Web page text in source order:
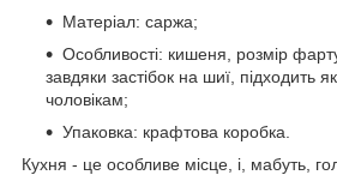
Матеріал: саржа;
Особливості: кишеня, розмір
завдяки застібок на шиї, підходить
чоловікам;
Упаковка: крафтова коробка.
Кухня - це особливе місце, і, мабуть,